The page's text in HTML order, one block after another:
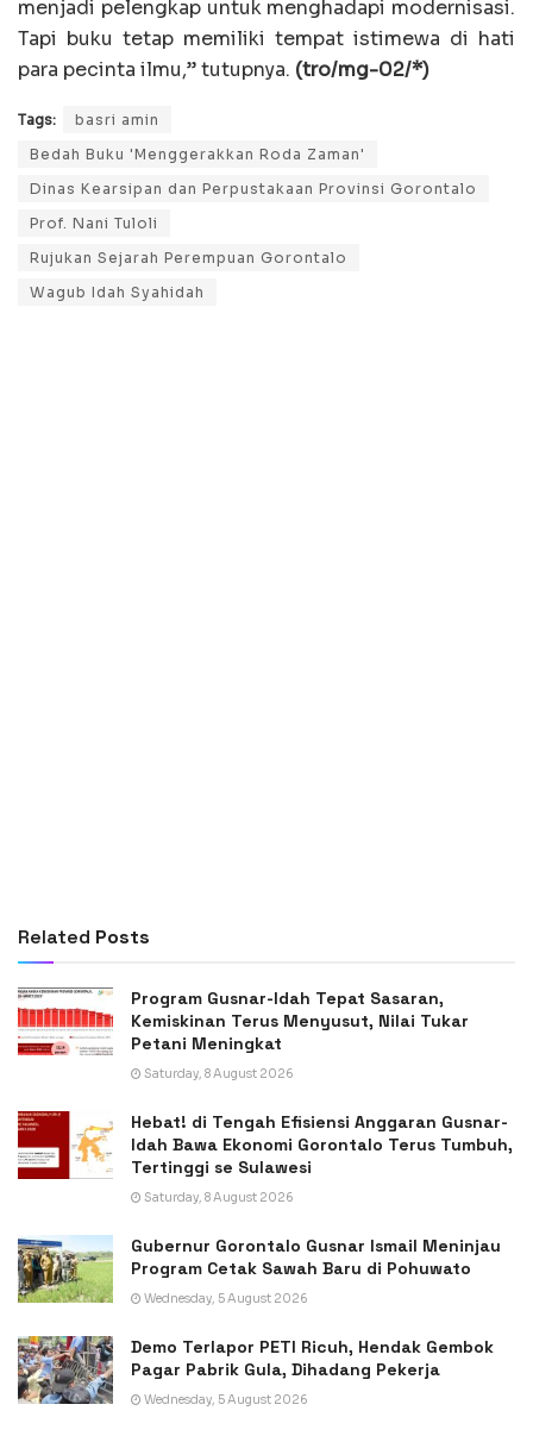
menjadi pelengkap untuk menghadapi modernisasi.
Tapi buku tetap memiliki tempat istimewa di hati
para pecinta ilmu,” tutupnya. (tro/mg-02/*)
Tags:
basri amin
Bedah Buku 'Menggerakkan Roda Zaman'
Dinas Kearsipan dan Perpustakaan Provinsi Gorontalo
Prof. Nani Tuloli
Rujukan Sejarah Perempuan Gorontalo
Wagub Idah Syahidah
Related Posts
Program Gusnar-Idah Tepat Sasaran,
Kemiskinan Terus Menyusut, Nilai Tukar
Petani Meningkat
Saturday, 8 August 2026
Hebat! di Tengah Efisiensi Anggaran Gusnar-
Idah Bawa Ekonomi Gorontalo Terus Tumbuh,
Tertinggi se Sulawesi
Saturday, 8 August 2026
Gubernur Gorontalo Gusnar Ismail Meninjau
Program Cetak Sawah Baru di Pohuwato
Wednesday, 5 August 2026
Demo Terlapor PETI Ricuh, Hendak Gembok
Pagar Pabrik Gula, Dihadang Pekerja
Wednesday, 5 August 2026